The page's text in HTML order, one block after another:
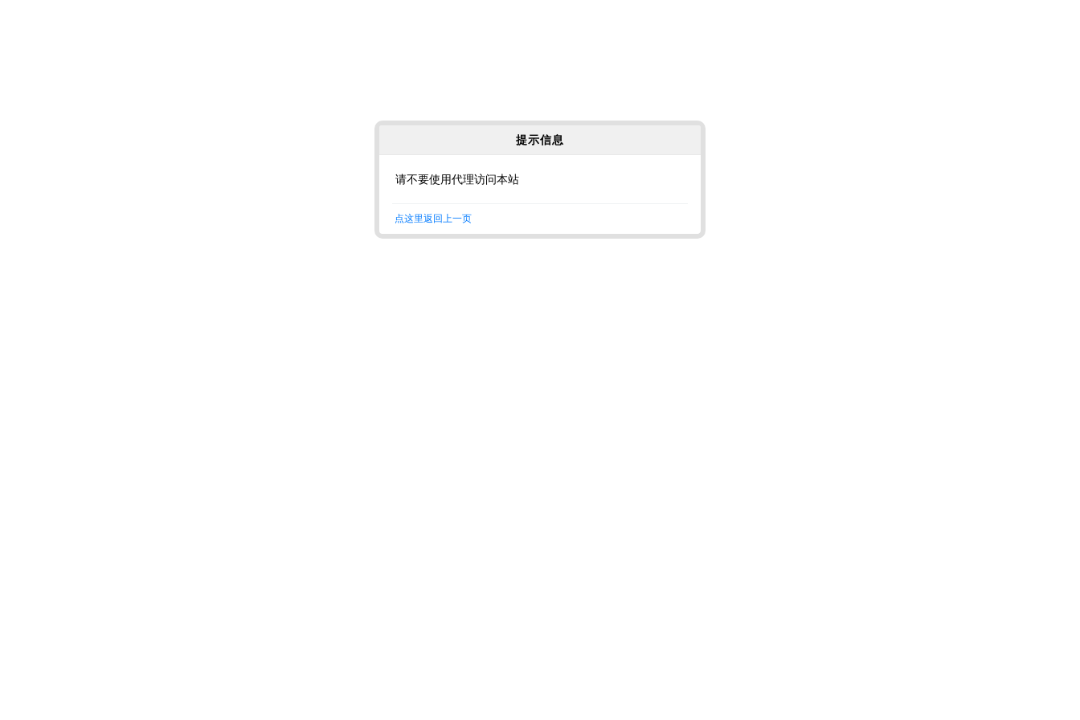
提示信息
请不要使用代理访问本站
点这里返回上一页